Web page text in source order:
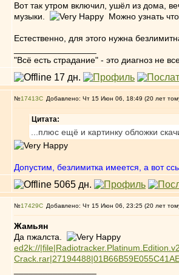
Вот так утром включил, ушёл из дома,
музыки.
Можно узнать
Естественно, для этого нужна
"Всё есть страдание" - это диагноз не
№17413 Добавлено: Чт 15 Июн 06, 18:49 (20 лет
Цитата:
...плюс ещё и картинку обложки
Допустим, безлимитка имеется, а вот
№17429 Добавлено: Чт 15 Июн 06, 23:25 (20 лет
Жамьян
Да пжалста.
ed2k://